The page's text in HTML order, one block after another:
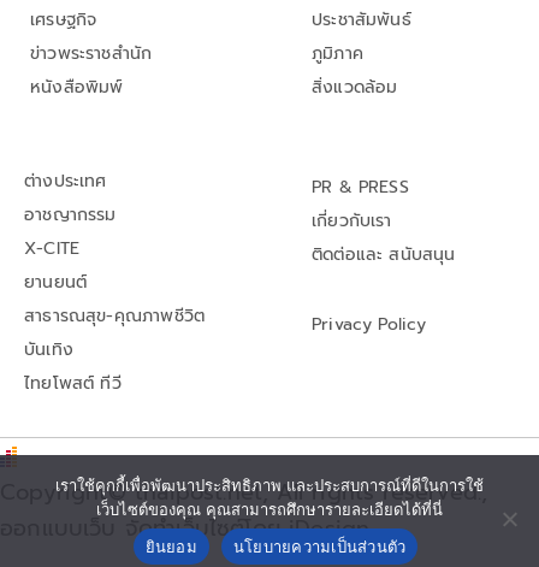
เศรษฐกิจ
ข่าวพระราชสำนัก
หนังสือพิมพ์
ประชาสัมพันธ์
ภูมิภาค
สิ่งแวดล้อม
ต่างประเทศ
อาชญากรรม
X-CITE
ยานยนต์
สาธารณสุข-คุณภาพชีวิต
บันเทิง
ไทยโพสต์ ทีวี
PR & PRESS
เกี่ยวกับเรา
ติดต่อและ สนับสนุน
Privacy Policy
Copyright© thaipost.net, All rights reserved.,
ออกแบบเว็บ จัดทำเว็บไซต์โดย iDesign
เราใช้คุกกี้เพื่อพัฒนาประสิทธิภาพ และประสบการณ์ที่ดีในการใช้
เว็บไซต์ของคุณ คุณสามารถศึกษารายละเอียดได้ที่นี่
ยินยอม
นโยบายความเป็นส่วนตัว